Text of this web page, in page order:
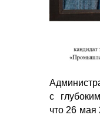
с
что 26 мая